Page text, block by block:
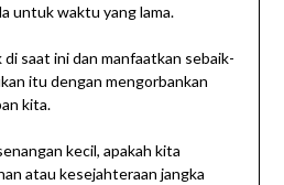
untuk waktu yang lama.
di saat ini dan manfaatkan sebaik-
itu dengan mengorbankan
kita.
kecil, apakah kita
atau kesejahteraan jangka